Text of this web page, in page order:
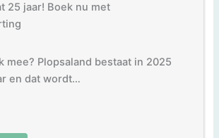
25 jaar! Boek nu met
mee? Plopsaland bestaat in 2025
en dat wordt…